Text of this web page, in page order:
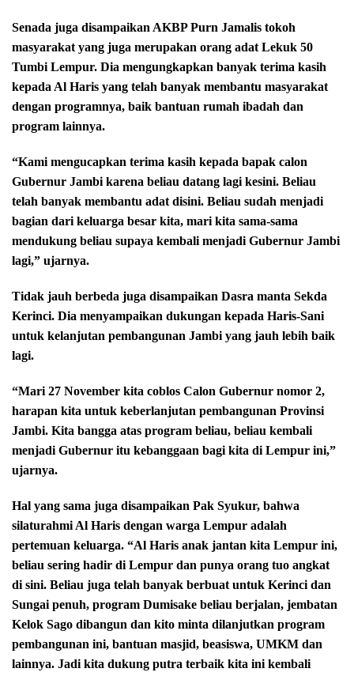
Senada juga disampaikan AKBP Purn Jamalis tokoh
masyarakat yang juga merupakan orang adat Lekuk 50
Tumbi Lempur. Dia mengungkapkan banyak terima kasih
kepada Al Haris yang telah banyak membantu masyarakat
dengan programnya, baik bantuan rumah ibadah dan
program lainnya.
“Kami mengucapkan terima kasih kepada bapak calon
Gubernur Jambi karena beliau datang lagi kesini. Beliau
telah banyak membantu adat disini. Beliau sudah menjadi
bagian dari keluarga besar kita, mari kita sama-sama
mendukung beliau supaya kembali menjadi Gubernur Jambi
lagi,” ujarnya.
Tidak jauh berbeda juga disampaikan Dasra manta Sekda
Kerinci. Dia menyampaikan dukungan kepada Haris-Sani
untuk kelanjutan pembangunan Jambi yang jauh lebih baik
lagi.
“Mari 27 November kita coblos Calon Gubernur nomor 2,
harapan kita untuk keberlanjutan pembangunan Provinsi
Jambi. Kita bangga atas program beliau, beliau kembali
menjadi Gubernur itu kebanggaan bagi kita di Lempur ini,”
ujarnya.
Hal yang sama juga disampaikan Pak Syukur, bahwa
silaturahmi Al Haris dengan warga Lempur adalah
pertemuan keluarga. “Al Haris anak jantan kita Lempur ini,
beliau sering hadir di Lempur dan punya orang tuo angkat
di sini. Beliau juga telah banyak berbuat untuk Kerinci dan
Sungai penuh, program Dumisake beliau berjalan, jembatan
Kelok Sago dibangun dan kito minta dilanjutkan program
pembangunan ini, bantuan masjid, beasiswa, UMKM dan
lainnya. Jadi kita dukung putra terbaik kita ini kembali